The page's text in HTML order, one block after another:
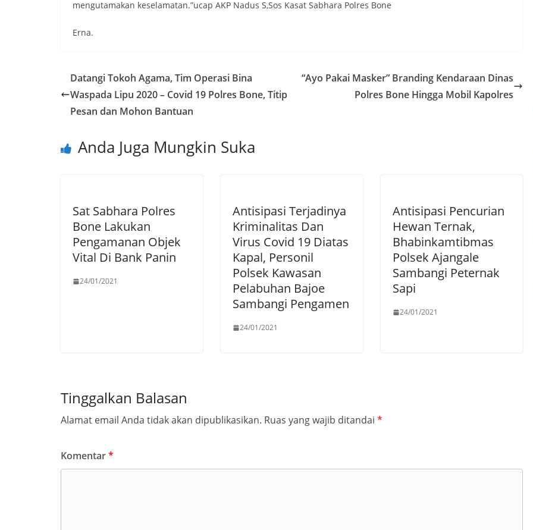
mengutamakan keselamatan.”ucap AKP Nadus S,Sos Kasat Sabhara Polres Bone
Erna.
Datangi Tokoh Agama, Tim Operasi Bina
Waspada Lipu 2020 – Covid 19 Polres Bone, Titip
Pesan dan Mohon Bantuan
“Ayo Pakai Masker” Branding Kendaraan Dinas
Polres Bone Hingga Mobil Kapolres
Anda Juga Mungkin Suka
Sat Sabhara Polres
Bone Lakukan
Pengamanan Objek
Vital Di Bank Panin
24/01/2021
Antisipasi Terjadinya
Kriminalitas Dan
Virus Covid 19 Diatas
Kapal, Personil
Polsek Kawasan
Pelabuhan Bajoe
Sambangi Pengamen
24/01/2021
Antisipasi Pencurian
Hewan Ternak,
Bhabinkamtibmas
Polsek Ajangale
Sambangi Peternak
Sapi
24/01/2021
Tinggalkan Balasan
Alamat email Anda tidak akan dipublikasikan. Ruas yang wajib ditandai *
Komentar*